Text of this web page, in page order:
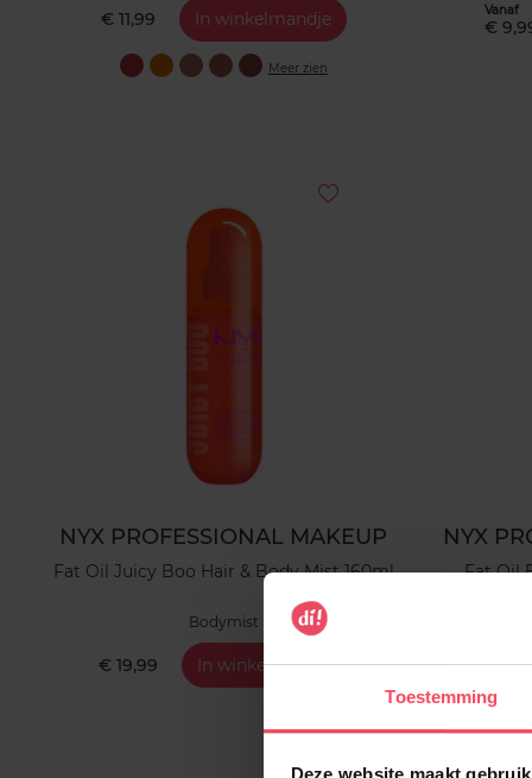
Toestemming
€ 11,99 In winkelmandje
Meer zien
Vanaf
€
NYX PROFESSIONAL MAKEUP
Fat Oil Juicy Boo Hair & Body Mist 160ml
Bodymist
€ 19,99 In winkelmandje
NYX
Fat Oil
€